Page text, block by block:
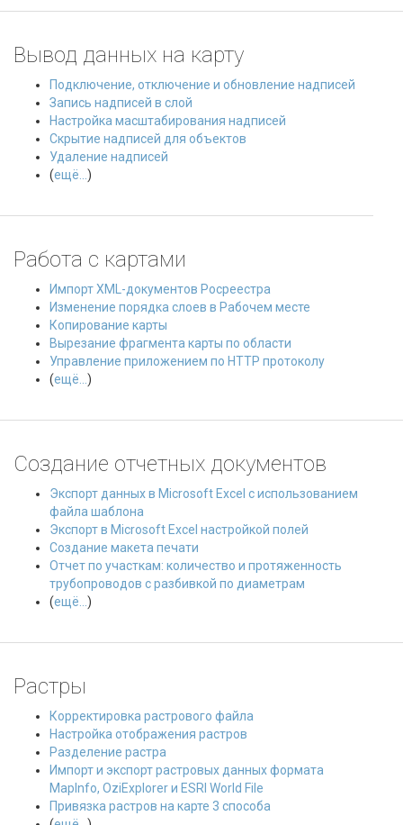
Вывод данных на карту
Подключение, отключение и обновление надписей
Запись надписей в слой
Настройка масштабирования надписей
Скрытие надписей для объектов
Удаление надписей
(ещё... )
Работа с картами
Импорт XML-документов Росреестра
Изменение порядка слоев в Рабочем месте
Копирование карты
Вырезание фрагмента карты по области
Управление приложением по HTTP протоколу
(ещё... )
Создание отчетных документов
Экспорт данных в Microsoft Excel с использованием
файла шаблона
Экспорт в Microsoft Excel настройкой полей
Создание макета печати
Отчет по участкам: количество и протяженность
трубопроводов с разбивкой по диаметрам
(ещё... )
Растры
Корректировка растрового файла
Настройка отображения растров
Разделение растра
Импорт и экспорт растровых данных формата
MapInfo, OziExplorer и ESRI World File
Привязка растров на карте 3 способа